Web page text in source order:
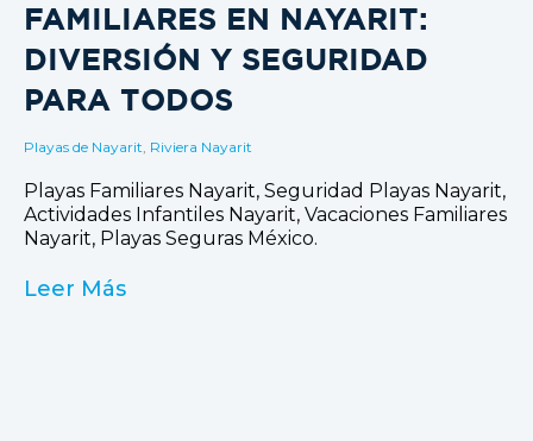
FAMILIARES EN NAYARIT:
DIVERSIÓN Y SEGURIDAD
PARA TODOS
Playas de Nayarit Riviera Nayarit
Playas Familiares Nayarit, Seguridad Playas Nayarit,
Actividades Infantiles Nayarit, Vacaciones Familiares
Nayarit, Playas Seguras México.
Leer Más